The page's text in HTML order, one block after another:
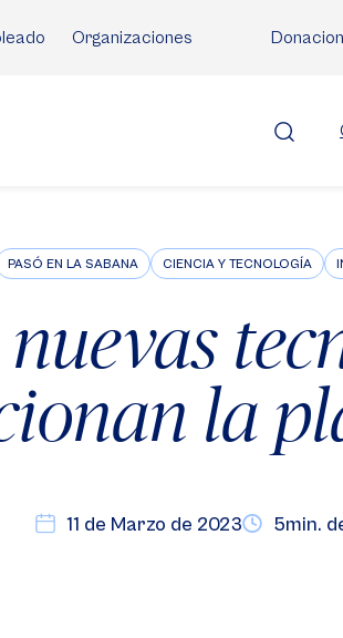
Organizaciones
PASÓ EN LA SABANA CIENCIA Y TECNOLOGÍA
la
11 de Marzo de 2023 5min.